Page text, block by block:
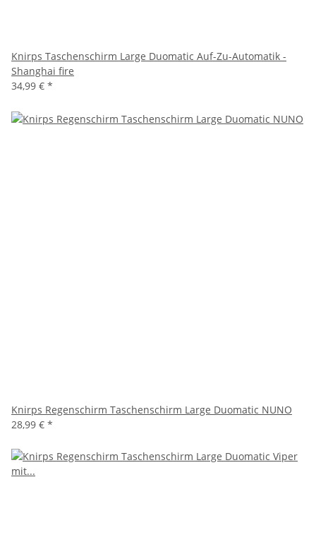
Knirps Taschenschirm Large Duomatic Auf-Zu-Automatik -
Shanghai fire
34,99 € *
Knirps Regenschirm Taschenschirm Large Duomatic NUNO
28,99 € *